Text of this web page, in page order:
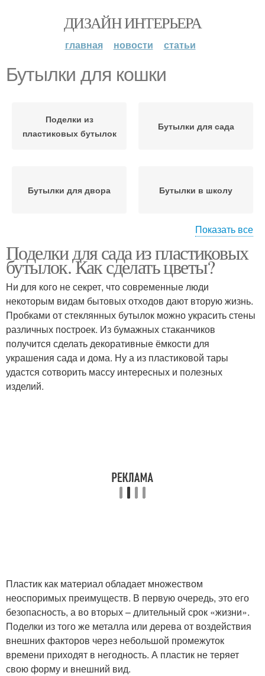
ДИЗАЙН ИНТЕРЬЕРА
главная новости статьи
Бутылки для кошки
Поделки из
пластиковых бутылок
Бутылки для сада
Бутылки для двора Бутылки в школу
Игрушки из бутылок
бутылок
Изделия из
пластиковых бутылок
Кормушка из
пластиковых бутылок
Сад из пластиковых
Показать все
Поделки для сада из пластиковых
бутылок. Как сделать цветы?
Ни для кого не секрет, что современные люди
некоторым видам бытовых отходов дают вторую жизнь.
Пробками от стеклянных бутылок можно украсить стены
различных построек. Из бумажных стаканчиков
получится сделать декоративные ёмкости для
украшения сада и дома. Ну а из пластиковой тары
удастся сотворить массу интересных и полезных
изделий.
Пластик как материал обладает множеством
неоспоримых преимуществ. В первую очередь, это его
безопасность, а во вторых – длительный срок «жизни».
Поделки из того же металла или дерева от воздействия
внешних факторов через небольшой промежуток
времени приходят в негодность. А пластик не теряет
свою форму и внешний вид.